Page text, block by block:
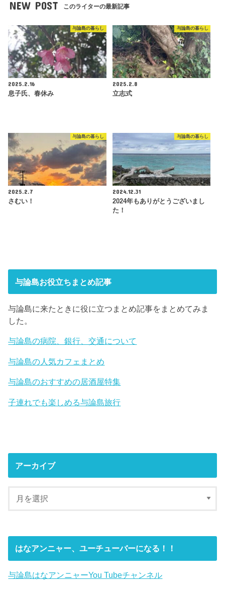
NEW POST このライターの最新記事
与論島の暮らし
2025.2.16
息子氏、春休み
与論島の暮らし
2025.2.8
立志式
与論島の暮らし
2025.2.7
さむい！
与論島の暮らし
2024.12.31
2024年もありがとうございまし
た！
与論島お役立ちまとめ記事
与論島に来たときに役に立つまとめ記事をまとめてみま
した。
与論島の病院、銀行、交通について
与論島の人気カフェまとめ
与論島のおすすめの居酒屋特集
子連れでも楽しめる与論島旅行
アーカイブ
はなアンニャー、ユーチューバーになる！！
与論島はなアンニャーYou Tubeチャンネル